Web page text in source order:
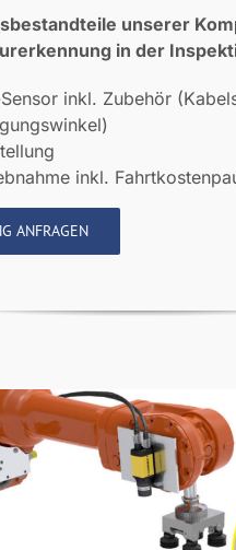
unserer
in der
inkl. Zubehör
inkl.
ANFRAGEN